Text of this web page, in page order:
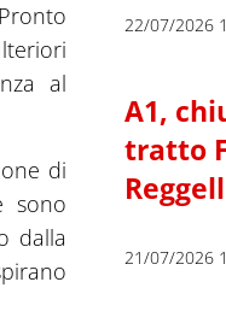
al
di
sono
dalla
22/07/2026
A1,
tratto
21/07/2026